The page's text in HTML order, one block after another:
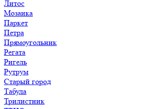
Литос
Мозаика
Паркет
Петра
Прямоугольник
Регата
Ригель
Рутрум
Старый город
Табула
Трилистник